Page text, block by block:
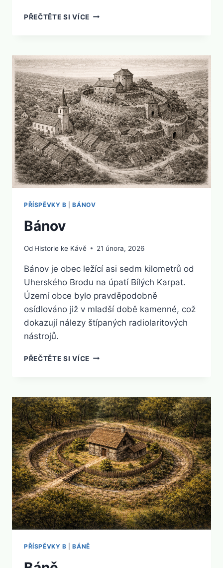
PŘEČTĚTE SI VÍCEBALKOVA
PŘÍSPĚVKY B |BÁNOV
Bánov
Od Historie ke Kávě 21 února, 2026
Bánov je obec ležící asi sedm kilometrů od
Uherského Brodu na úpatí Bílých Karpat.
Území obce bylo pravděpodobně
osídlováno již v mladší době kamenné, což
dokazují nálezy štípaných radiolaritových
nástrojů.
PŘEČTĚTE SI VÍCEBÁNOV
PŘÍSPĚVKY B |BÁNĚ